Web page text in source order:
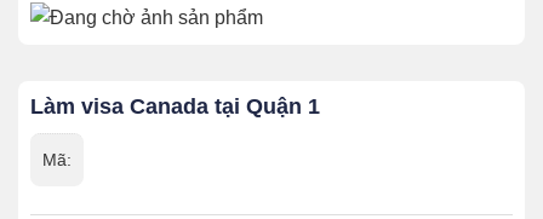
Làm visa Canada tại Quận 1
Mã: